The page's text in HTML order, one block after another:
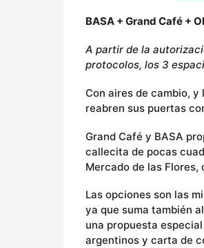
BASA + Grand Café +
A partir de la
protocolos, los 3
Con aires de cambio,
reabren sus puertas
Grand Café y BASA
callecita de pocas
Mercado de las
Las opciones son las
ya que suma también
una propuesta
argentinos y carta de